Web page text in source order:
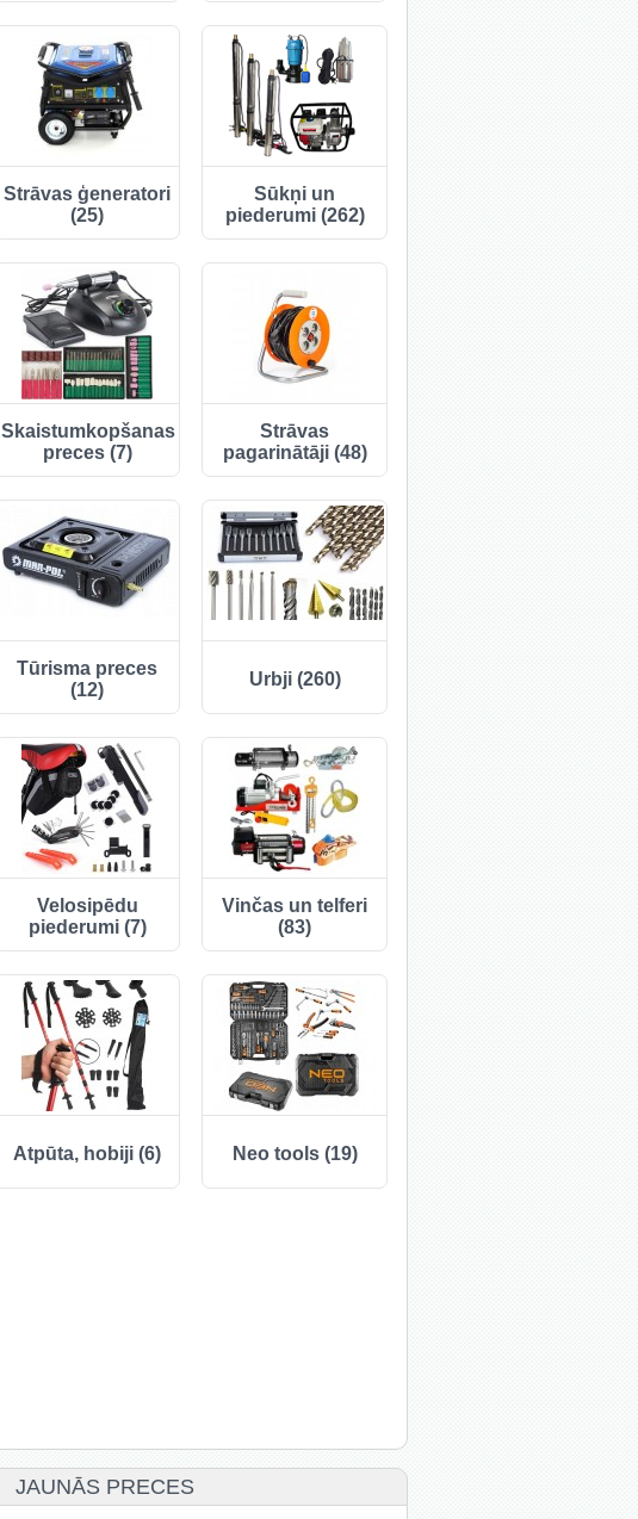
Strāvas ģeneratori
(25)
Sūkņi un
piederumi (262)
Skaistumkopšanas
preces (7)
Strāvas
pagarinātāji (48)
Tūrisma preces
(12)
Urbji (260)
Velosipēdu
piederumi (7)
Vinčas un telferi
(83)
Atpūta, hobiji (6) Neo tools (19)
JAUNĀS PRECES